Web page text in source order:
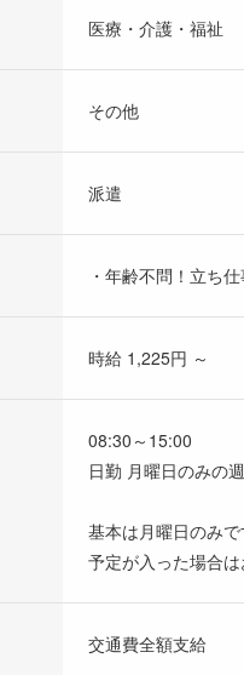
医療・介護・福祉
その他
派遣
・年齢不問！立ち
時給 1,225円 ～
08:30～15:00
日勤 月曜日のみの
基本は月曜日のみ
予定が入った場合
交通費全額支給